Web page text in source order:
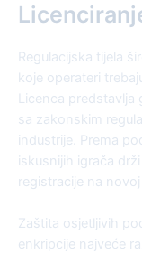
Regulacijska tijela
koje operateri
Licenca predstavlja
sa zakonskim
industrije. Prema
iskusnijih igrača
registracije na novoj
Zaštita osjetljivih
enkripcije najveće